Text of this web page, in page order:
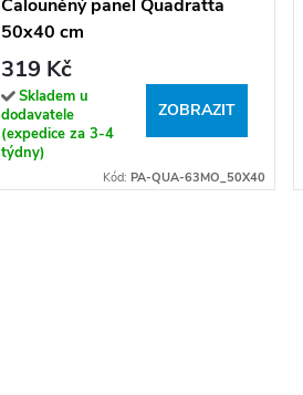
Čalouněný panel Quadratta
50x40 cm
319 Kč
Skladem u
dodavatele
(expedice za 3-4
týdny)
ZOBRAZIT
Kód: PA-QUA-63MO_50X40